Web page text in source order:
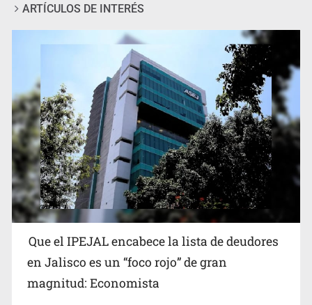
Reporta 627 acciones tras inundación en Balcones de
Oblatos
ARTÍCULOS DE INTERÉS
Que el IPEJAL encabece la lista de deudores
en Jalisco es un “foco rojo” de gran
magnitud: Economista